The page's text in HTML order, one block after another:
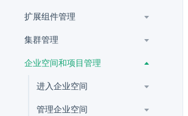
扩展组件管理
集群管理
企业空间和项目管理
进入企业空间
管理企业空间